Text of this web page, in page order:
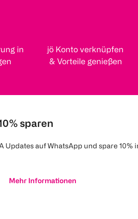
in
jö Konto verknüpfen
& Vorteile genießen
sparen
Updates auf WhatsApp und spare 10%
Mehr Informationen